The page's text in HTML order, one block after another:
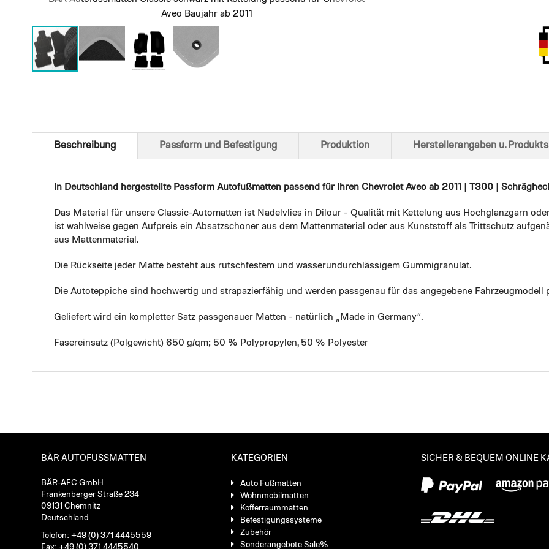
Aveo Baujahr ab 2011
of
Beschreibung
In Deutschland hergestellte Passform Autofußmatten passend für Ihren Chevrolet Aveo ab 2011 | T300 |
Das Material für unsere Classic-Automatten ist Nadelvlies in Dilour - Qualität mit Kettelung aus Hochglanzgarn
ist wahlweise gegen Aufpreis ein Absatzschoner aus dem Mattenmaterial oder aus Kunststoff als Trittschutz
aus Mattenmaterial.
Die Rückseite jeder Matte besteht aus rutschfestem und wasserundurchlässigem Gummigranulat.
Die Autoteppiche sind hochwertig und strapazierfähig und werden passgenau für das angegebene Fahrzeugmodell
Geliefert wird ein kompletter Satz passgenauer Matten - natürlich „Made in Germany“.
Fasereinsatz (Polgewicht) 650 g/qm; 50 % Polypropylen, 50 % Polyester
Passform und Befestigung Produktion Herstellerangaben u.
BÄR AUTOFUSSMATTEN
BÄR-AFC GmbH
Frankenberger Straße 234
09131 Chemnitz
Deutschland
Telefon: +49 (0) 371 4445559
Fax: +49 (0) 371 4445540
KATEGORIEN
Auto Fußmatten
Wohnmobilmatten
Kofferraummatten
Befestigungssysteme
Zubehör
Sonderangebote Sale%
SICHER & BEQUEM ONLINE